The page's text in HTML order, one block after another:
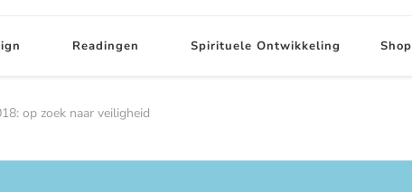
Readingen Spirituele Ontwikkeling Shop
op zoek naar veiligheid